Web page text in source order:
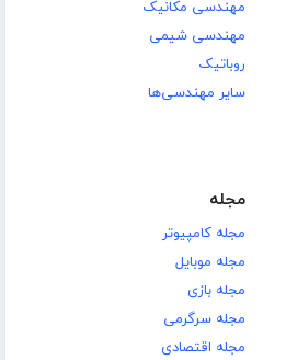
مهندسی مکانیک
مهندسی شیمی
روباتیک
سایر مهندسی‌ها
مجله
مجله کامپیوتر
مجله موبایل
مجله بازی
مجله سرگرمی
مجله اقتصادی